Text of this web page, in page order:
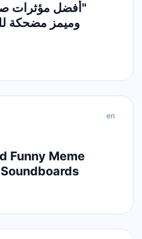
أفضل مؤثرات
en
Funny Meme